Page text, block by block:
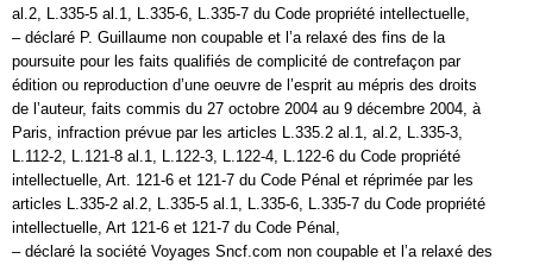
al.2, L.335-5 al.1, L.335-6, L.335-7 du Code propriété intellectuelle,
– déclaré P. Guillaume non coupable et l’a relaxé des fins de la
poursuite pour les faits qualifiés de complicité de contrefaçon par
édition ou reproduction d’une oeuvre de l’esprit au mépris des droits
de l’auteur, faits commis du 27 octobre 2004 au 9 décembre 2004, à
Paris, infraction prévue par les articles L.335.2 al.1, al.2, L.335-3,
L.112-2, L.121-8 al.1, L.122-3, L.122-4, L.122-6 du Code propriété
intellectuelle, Art. 121-6 et 121-7 du Code Pénal et réprimée par les
articles L.335-2 al.2, L.335-5 al.1, L.335-6, L.335-7 du Code propriété
intellectuelle, Art 121-6 et 121-7 du Code Pénal,
– déclaré la société Voyages Sncf.com non coupable et l’a relaxé des